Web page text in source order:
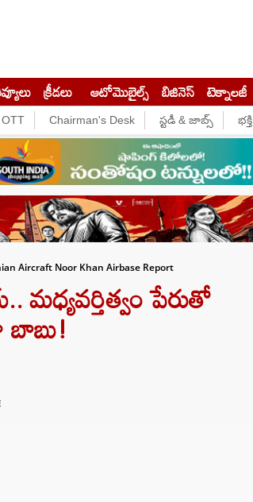
క్రీడలు ఆటోమొబైల్స్ బిజినెస్‌ టెక్నాలజీ
OTT Chairman's Desk స్టడీ & జాబ్స్ భక్తి
Aircraft Noor Khan Airbase Report
మధ్యవర్తిత్వం పేరుతో
బాబు!